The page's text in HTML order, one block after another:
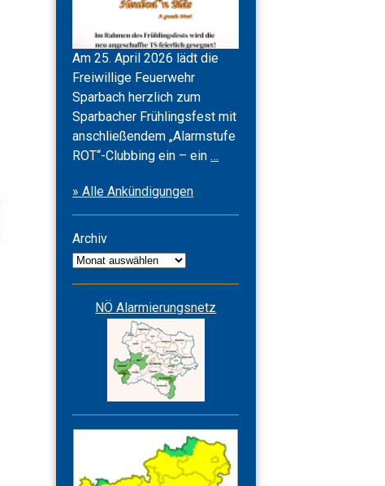
Am 25. April 2026 lädt die
Freiwillige Feuerwehr
Sparbach herzlich zum
Sparbacher Frühlingsfest mit
anschließendem „Alarmstufe
ROT“-Clubbing ein – ein…
Alarmstufe
» Alle Ankündigungen
Archiv
Archiv
NÖ Alarmierungsnetz